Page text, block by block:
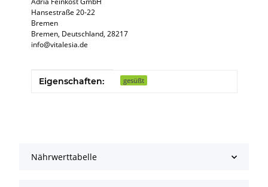
Hansestraße 20-22
Bremen
Bremen, Deutschland, 28217
info@vitalesia.de
Produkteigenschaft
Wert
Eigenschaften: gesüßt
Nährwerttabelle